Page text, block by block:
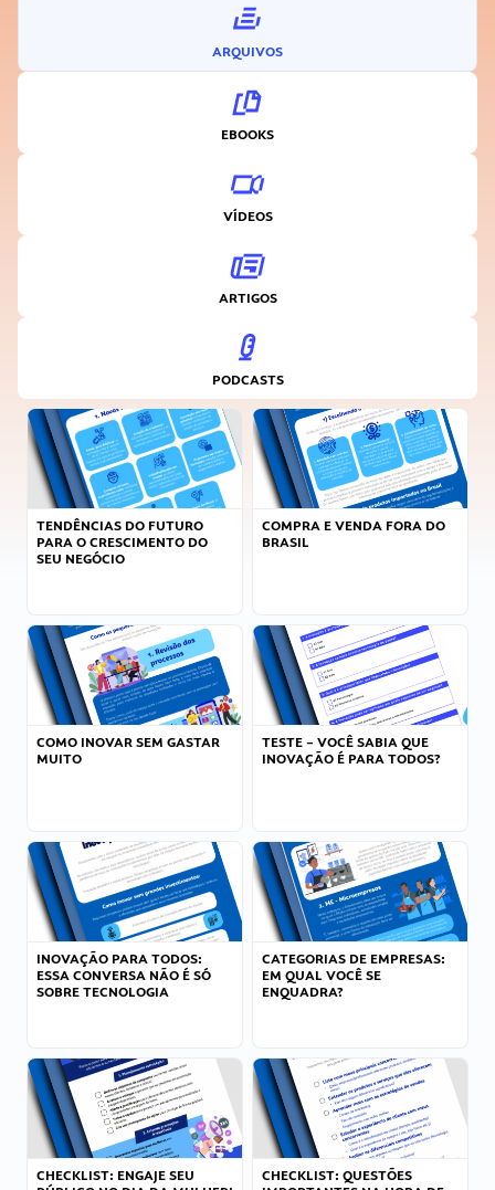
ARQUIVOS
EBOOKS
VÍDEOS
ARTIGOS
PODCASTS
TENDÊNCIAS DO FUTURO
PARA O CRESCIMENTO DO
SEU NEGÓCIO
COMPRA E VENDA FORA DO
BRASIL
COMO INOVAR SEM GASTAR
MUITO
TESTE – VOCÊ SABIA QUE
INOVAÇÃO É PARA TODOS?
INOVAÇÃO PARA TODOS:
ESSA CONVERSA NÃO É SÓ
SOBRE TECNOLOGIA
CATEGORIAS DE EMPRESAS:
EM QUAL VOCÊ SE
ENQUADRA?
CHECKLIST: ENGAJE SEU
CHECKLIST: QUESTÕES